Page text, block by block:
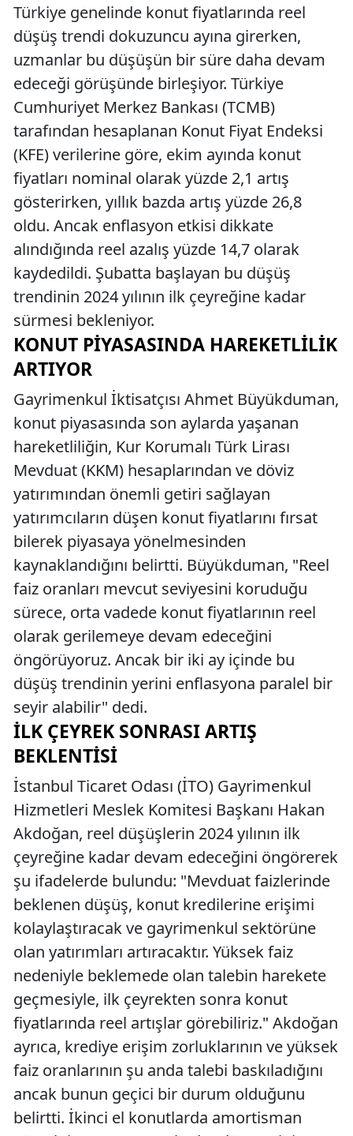
Türkiye genelinde konut fiyatlarında reel
düşüş trendi dokuzuncu ayına girerken,
uzmanlar bu düşüşün bir süre daha devam
edeceği görüşünde birleşiyor. Türkiye
Cumhuriyet Merkez Bankası (TCMB)
tarafından hesaplanan Konut Fiyat Endeksi
(KFE) verilerine göre, ekim ayında konut
fiyatları nominal olarak yüzde 2,1 artış
gösterirken, yıllık bazda artış yüzde 26,8
oldu. Ancak enflasyon etkisi dikkate
alındığında reel azalış yüzde 14,7 olarak
kaydedildi. Şubatta başlayan bu düşüş
trendinin 2024 yılının ilk çeyreğine kadar
sürmesi bekleniyor.
KONUT PIYASASINDA HAREKETLILIK
ARTIYOR
Gayrimenkul İktisatçısı Ahmet Büyükduman,
konut piyasasında son aylarda yaşanan
hareketliliğin, Kur Korumalı Türk Lirası
Mevduat (KKM) hesaplarından ve döviz
yatırımından önemli getiri sağlayan
yatırımcıların düşen konut fiyatlarını fırsat
bilerek piyasaya yönelmesinden
kaynaklandığını belirtti. Büyükduman, "Reel
faiz oranları mevcut seviyesini koruduğu
sürece, orta vadede konut fiyatlarının reel
olarak gerilemeye devam edeceğini
öngörüyoruz. Ancak bir iki ay içinde bu
düşüş trendinin yerini enflasyona paralel bir
seyir alabilir" dedi.
İLK ÇEYREK SONRASI ARTIŞ
BEKLENTISI
İstanbul Ticaret Odası (İTO) Gayrimenkul
Hizmetleri Meslek Komitesi Başkanı Hakan
Akdoğan, reel düşüşlerin 2024 yılının ilk
çeyreğine kadar devam edeceğini öngörerek
şu ifadelerde bulundu: "Mevduat faizlerinde
beklenen düşüş, konut kredilerine erişimi
kolaylaştıracak ve gayrimenkul sektörüne
olan yatırımları artıracaktır. Yüksek faiz
nedeniyle beklemede olan talebin harekete
geçmesiyle, ilk çeyrekten sonra konut
fiyatlarında reel artışlar görebiliriz." Akdoğan
ayrıca, krediye erişim zorluklarının ve yüksek
faiz oranlarının şu anda talebi baskıladığını
ancak bunun geçici bir durum olduğunu
belirtti. İkinci el konutlarda amortisman